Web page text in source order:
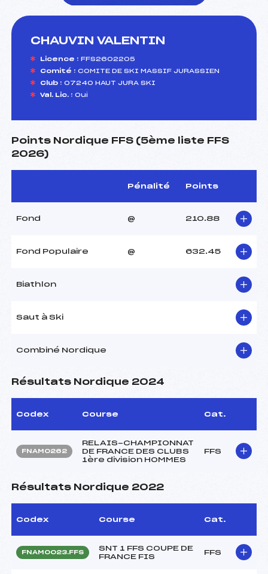
CHAUVIN VALENTIN
Licence : FFS2602205
Comité : COMITE DE SKI MASSIF JURASSIEN
Club : 07240 HAUT JURA SKI
Val. Lic. : Oui
Points Nordique FFS (5ème liste FFS
2026)
Pénalité Points
Fond @ 210.88
Fond Populaire @ 632.45
Biathlon
Saut à Ski
Combiné Nordique
Résultats Nordique 2024
Codex Course Cat.
FNAM0262
RELAIS-CHAMPIONNAT
DE FRANCE DES CLUBS
1ère division HOMMES
FFS
Résultats Nordique 2022
Codex Course Cat.
FNAM0023.FFS
SNT 1 FFS COUPE DE
FRANCE FIS
FFS